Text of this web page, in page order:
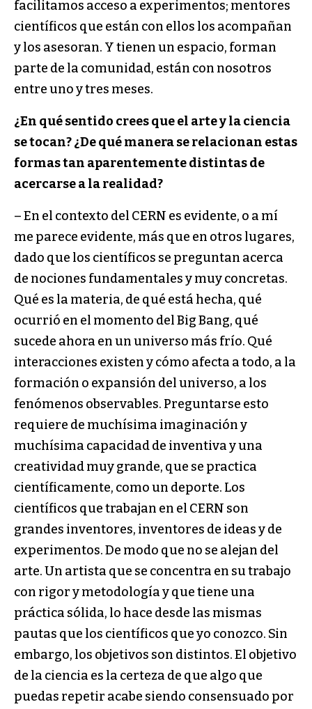
facilitamos acceso a experimentos; mentores
científicos que están con ellos los acompañan
y los asesoran. Y tienen un espacio, forman
parte de la comunidad, están con nosotros
entre uno y tres meses.
¿En qué sentido crees que el arte y la ciencia
se to­can? ¿De qué manera se relacionan estas
formas tan aparentemente distintas de
acercarse a la realidad?
– En el contexto del CERN es evidente, o a mí
me parece evidente, más que en otros lugares,
dado que los científicos se preguntan acerca
de nociones funda­mentales y muy concretas.
Qué es la materia, de qué está hecha, qué
ocurrió en el momento del Big Bang, qué
sucede ahora en un universo más frío. Qué
inte­racciones existen y cómo afecta a todo, a la
formación o expansión del universo, a los
fenómenos observables. Preguntarse esto
requiere de muchísima imaginación y
muchísima capacidad de inventiva y una
creatividad muy grande, que se practica
científicamente, como un deporte. Los
científicos que trabajan en el CERN son
grandes inventores, inventores de ideas y de
experimen­tos. De modo que no se alejan del
arte. Un artista que se concentra en su trabajo
con rigor y metodología y que tiene una
práctica sólida, lo hace desde las mismas
pautas que los científicos que yo conozco. Sin
embargo, los objetivos son distintos. El objetivo
de la ciencia es la certeza de que algo que
puedas repetir acabe siendo consensuado por